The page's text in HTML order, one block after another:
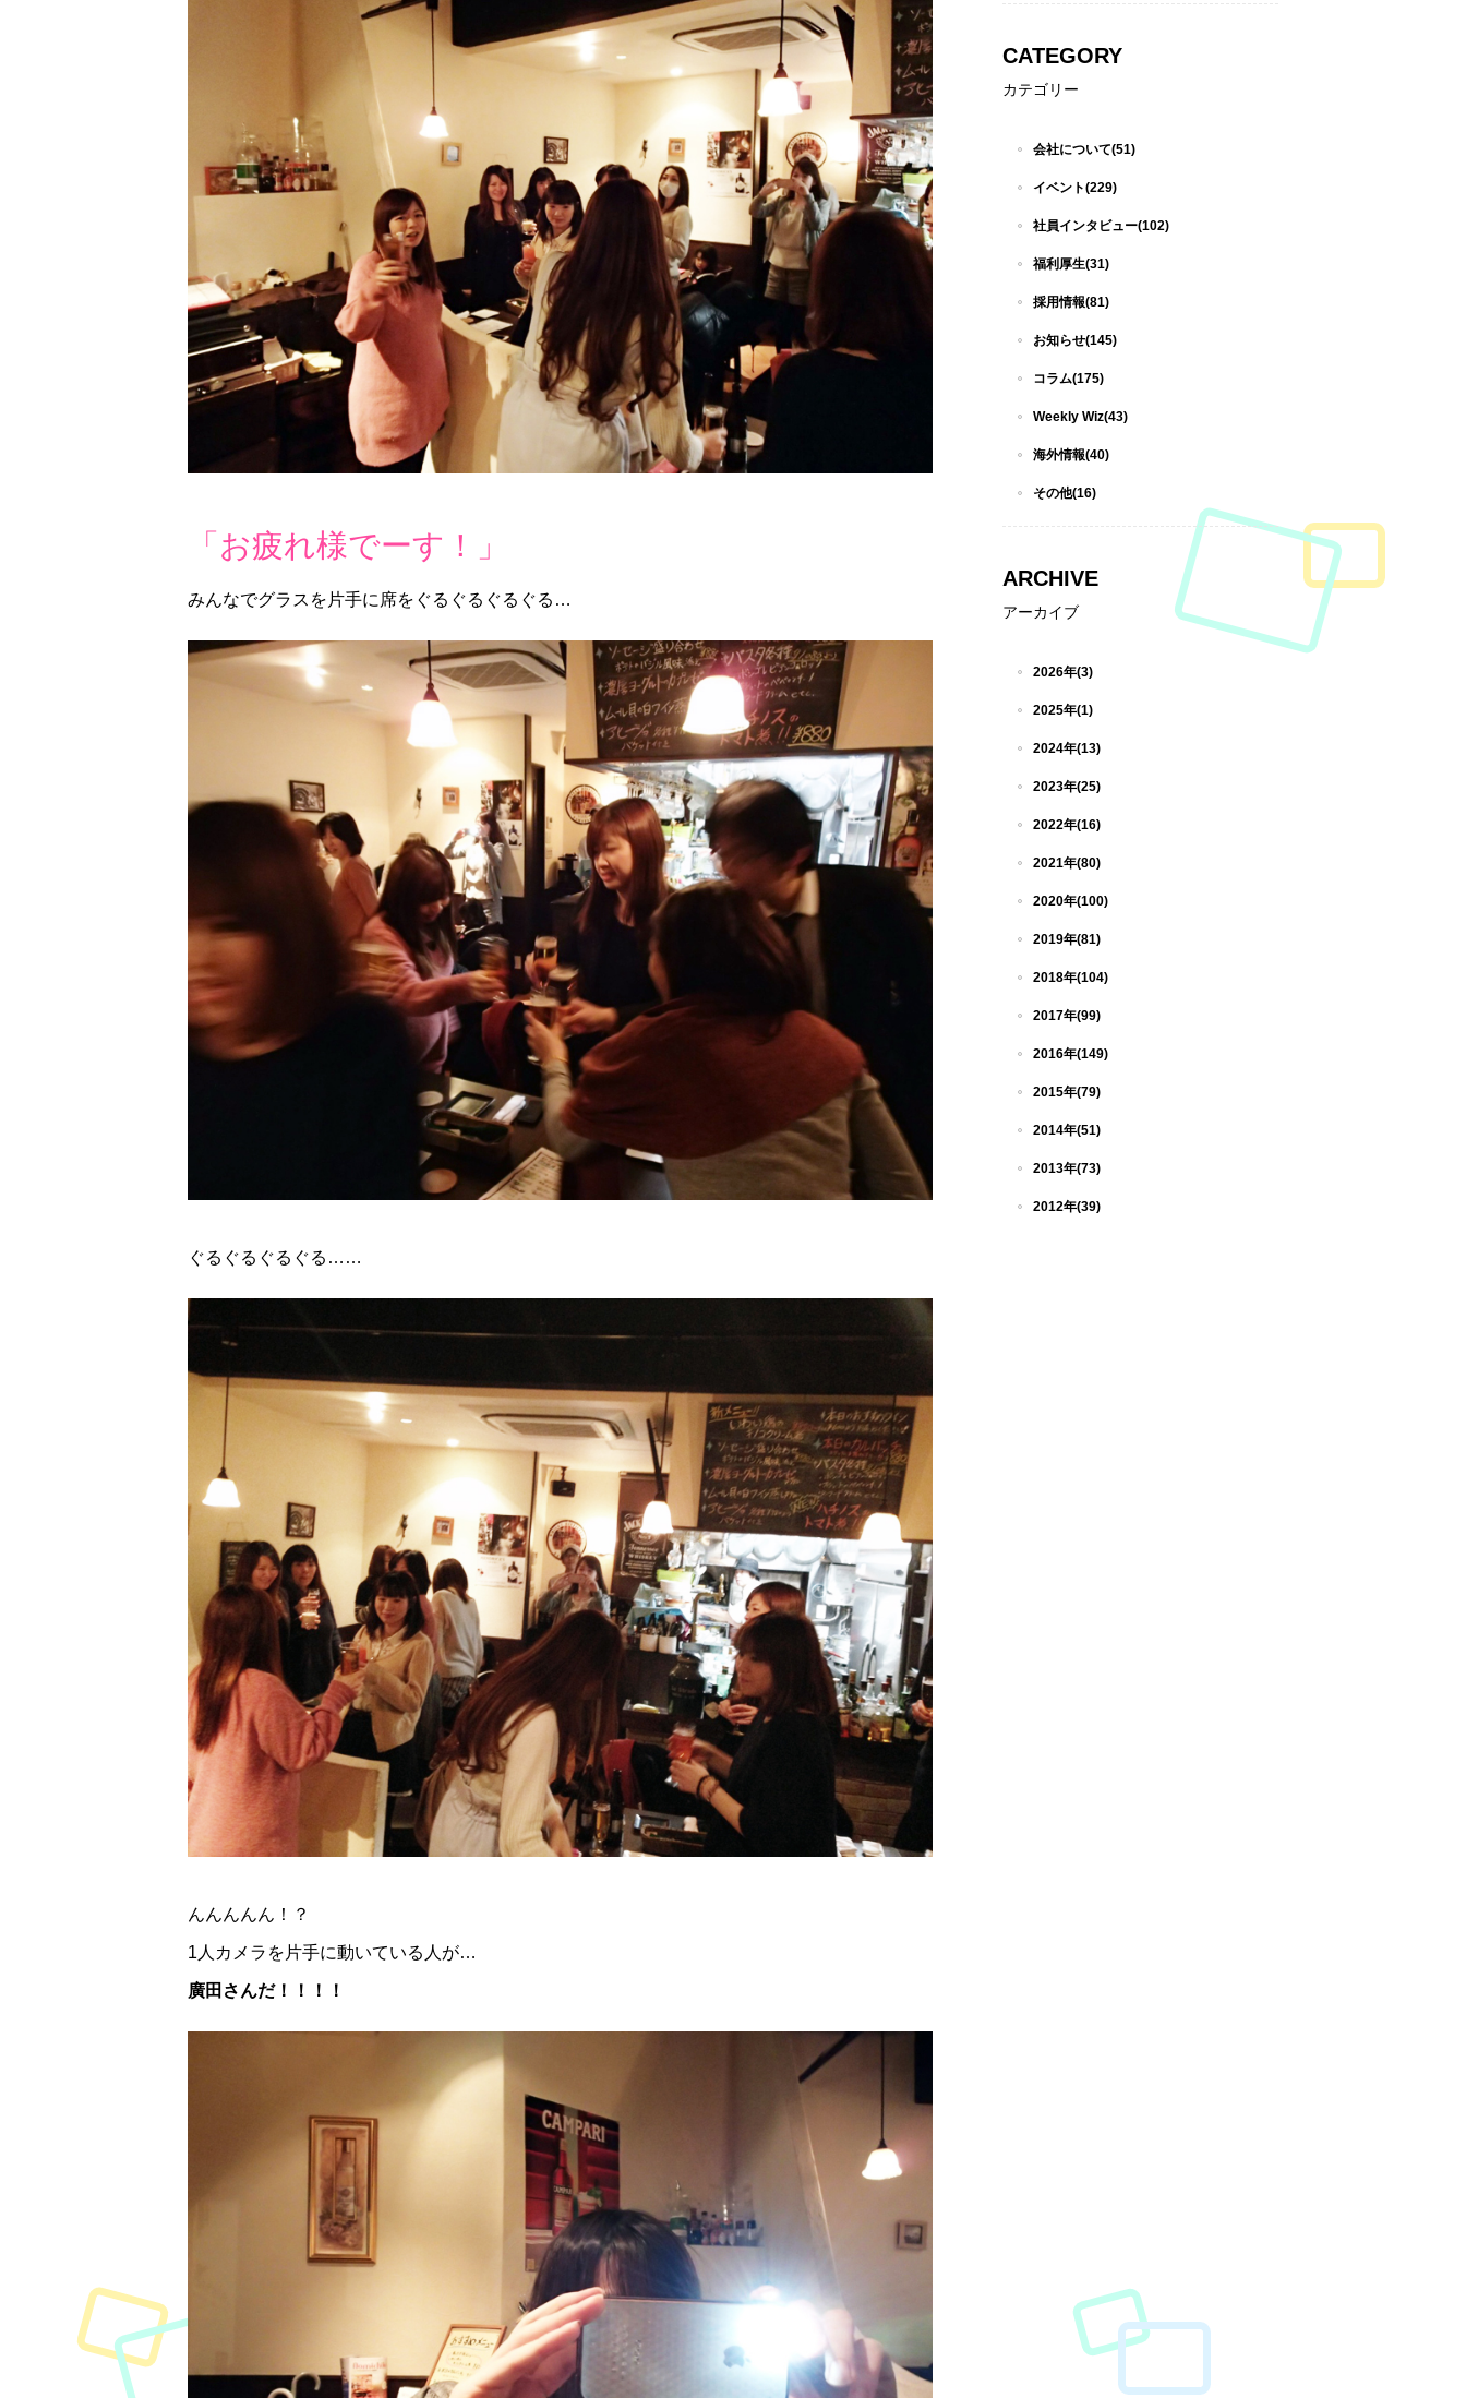
「お疲れ様でーす！」
みんなでグラスを片手に席をぐるぐるぐるぐる…
ぐるぐるぐるぐる……
んんんんん！？
1人カメラを片手に動いている人が…
廣田さんだ！！！！
CATEGORY
カテゴリー
会社について(51)
イベント(229)
社員インタビュー(102)
福利厚生(31)
採用情報(81)
お知らせ(145)
コラム(175)
Weekly Wiz(43)
海外情報(40)
その他(16)
ARCHIVE
アーカイブ
2026年(3)
2025年(1)
2024年(13)
2023年(25)
2022年(16)
2021年(80)
2020年(100)
2019年(81)
2018年(104)
2017年(99)
2016年(149)
2015年(79)
2014年(51)
2013年(73)
2012年(39)